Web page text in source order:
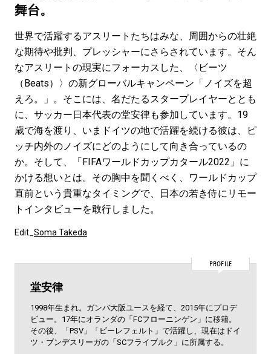
舞台。
世界で活躍するアスリートたちはみな、周囲からの壮絶
な期待や批判、プレッシャーにさらされています。そん
なアスリートの現実にフォーカスした、〈ビーツ
（Beats）〉の新グローバルキャンペーン「ノイズを超
えろ。」。そこには、名だたるスタープレイヤーととも
に、サッカー日本代表の堂安律も参加しています。19
歳で海を渡り、いまドイツの地で活躍を続ける彼は、ピ
ッチ内外のノイズにどのようにして向き合っているの
か。そして、「FIFAワールドカップカタール2022」に
かける想いとは。その胸中を聞くべく、ワールドカップ
直前という貴重なタイミングで、日本の若き侍にリモー
トインタビューを敢行しました。
Edit_ Soma Takeda
PROFILE
堂安律
1998年生まれ。ガンバ大阪ユースを経て、2015年にプロデ
ビュー。17年にオランダの「FCフローニンゲン」に移籍。
その後、「PSV」「ビーレフェルト」で活躍し、現在はドイ
ツ・ブンデスリーガの「SCフライブルク」に所属する。